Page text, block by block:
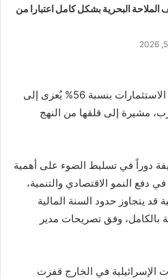
الملاحة البحرية بشكل كامل اعتبارا من
وأوضحت الصحيفة أن انخفاض الاستثمارات بنسبة 56% يُعزى إلى
مشيرة إلى قلقها من النهج
دوراً في تسليط الضوء على أهمية
دفع النمو الاقتصادي والتنمية،
قد يتجاوز حدود السنة المالية
بالكامل، وفق تصريحات مدير
الإسرائيلية في الخارج قفزت